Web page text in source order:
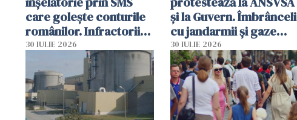
care golește conturile
românilor. Infractorii
folosesc numele
Ghișeul.ro și al Poliției
Române
30 IULIE 2026
și la Guvern. Îmbrânceli
cu jandarmii și gaze
lacrimogene
30 IULIE 2026